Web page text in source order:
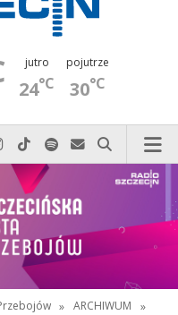
jutro
24°C
pojutrze
30°C
do nas zadzwoń
nas na Facebook-u
nas na X
Odwiedź nas na Instagram-ie
Odwiedź nas na TikTok-u
Szukaj nas na Spotify
Wyślij do nas
Szukaj
» ARCHIWUM
»